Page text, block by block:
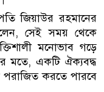
জিয়াউর রহমানের
সেই সময় থেকে
মনোভাব গড়ে
মতে, একটি ঐক্যবদ্ধ
পরাজিত করতে পারবে